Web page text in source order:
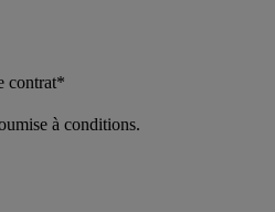
contrat*
à conditions.